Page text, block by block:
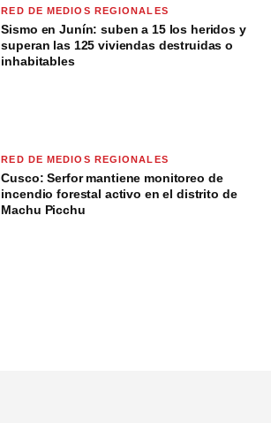
RED DE MEDIOS REGIONALES
Sismo en Junín: suben a 15 los heridos y
superan las 125 viviendas destruidas o
inhabitables
RED DE MEDIOS REGIONALES
Cusco: Serfor mantiene monitoreo de
incendio forestal activo en el distrito de
Machu Picchu